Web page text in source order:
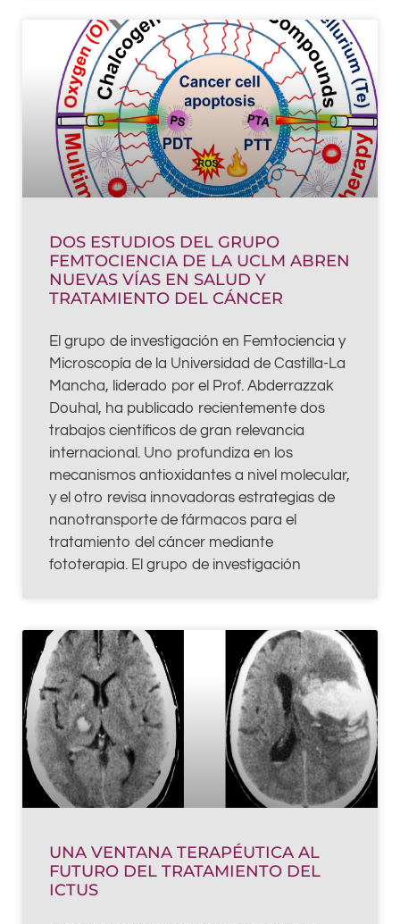
DOS ESTUDIOS DEL GRUPO
FEMTOCIENCIA DE LA UCLM ABREN
NUEVAS VÍAS EN SALUD Y
TRATAMIENTO DEL CÁNCER
El grupo de investigación en Femtociencia y
Microscopía de la Universidad de Castilla-La
Mancha, liderado por el Prof. Abderrazzak
Douhal, ha publicado recientemente dos
trabajos científicos de gran relevancia
internacional. Uno profundiza en los
mecanismos antioxidantes a nivel molecular,
y el otro revisa innovadoras estrategias de
nanotransporte de fármacos para el
tratamiento del cáncer mediante
fototerapia. El grupo de investigación
UNA VENTANA TERAPÉUTICA AL
FUTURO DEL TRATAMIENTO DEL
ICTUS